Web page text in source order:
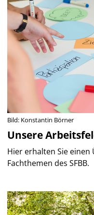
Bild: Konstantin Börner
Unsere
Hier erhalten Sie
Fachthemen des SFBB.